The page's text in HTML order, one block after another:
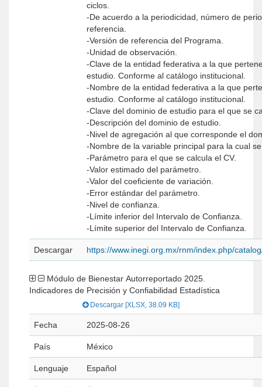
ciclos.
-De acuerdo a la periodicidad, número de
referencia.
-Versión de referencia del Programa.
-Unidad de observación.
-Clave de la entidad federativa a la que
estudio. Conforme al catálogo institucional.
-Nombre de la entidad federativa a la que
estudio. Conforme al catálogo institucional.
-Clave del dominio de estudio para el que se
-Descripción del dominio de estudio.
-Nivel de agregación al que corresponde el
-Nombre de la variable principal para la cual
-Parámetro para el que se calcula el CV.
-Valor estimado del parámetro.
-Valor del coeficiente de variación.
-Error estándar del parámetro.
-Nivel de confianza.
-Límite inferior del Intervalo de Confianza.
-Límite superior del Intervalo de Confianza.
Descargar https://www.inegi.org.mx/rnm/index.php/
Indicadores de Precisión y Confiabilidad Estadística
Descargar [XLSX, 38.09 KB]
Fecha 2025-08-26
País México
Lenguaje Español